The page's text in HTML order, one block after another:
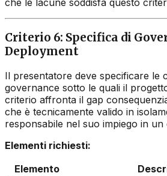
che le lacune soddisfa questo
Criterio 6: Specifica di
Deployment
Il presentatore deve specificare le
governance sotto le quali il
criterio affronta il gap
che è tecnicamente valido in
responsabile nel suo impiego in
Elementi richiesti:
Elemento